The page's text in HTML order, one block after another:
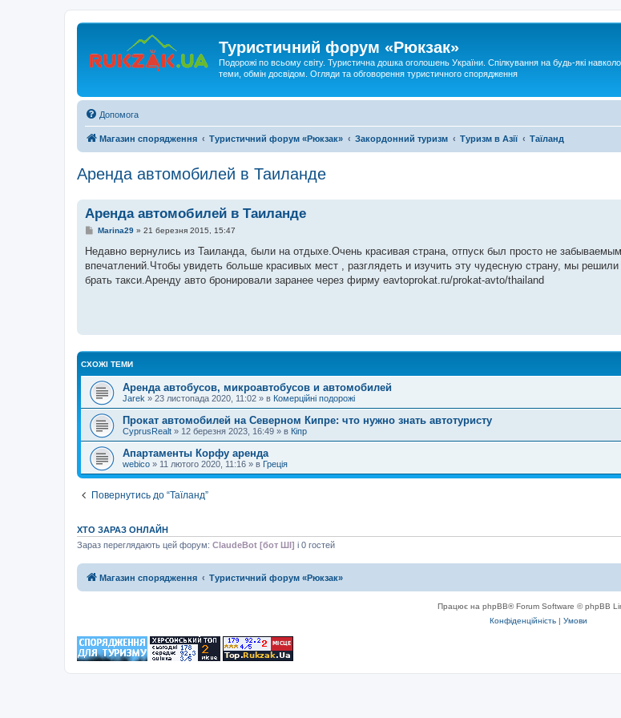
Туристичний форум «Рюкзак»
Подорожі по всьому світу. Туристична дошка оголошень України. Спілкування на будь-які
теми, обмін досвідом. Огляди та обговорення туристичного спорядження
Допомога
Магазин спорядження Туристичний форум «Рюкзак» Закордонний туризм Туризм в Азії Таїланд
Аренда автомобилей в Таиланде
Аренда автомобилей в Таиланде
П
в
д
о
я
Marina29» 21 березня 2015, 15:47
Недавно вернулись из Таиланда, были на отдыхе.Очень красивая страна, отпуск был просто не
впечатлений.Чтобы увидеть больше красивых мест , разглядеть и изучить эту чудесную страну, мы
брать такси.Аренду авто бронировали заранее через фирму eavtoprokat.ru/prokat-avto/thailand
СХОЖІ ТЕМИ
Аренда автобусов, микроавтобусов и автомобилей
Jarek » 23 листопада 2020, 11:02 » в Комерційні подорожі
Прокат автомобилей на Северном Кипре: что нужно знать автотуристу
CyprusRealt » 12 березня 2023, 16:49 » в Кіпр
Апартаменты Корфу аренда
webico » 11 лютого 2020, 11:16 » в Греція
Повернутись до “Таїланд”
ХТО ЗАРАЗ ОНЛАЙН
Зараз переглядають цей форум: ClaudeBot [бот ШІ] і 0 гостей
Магазин спорядження Туристичний форум «Рюкзак»
Працює на phpBB® Forum Software © phpBB
Конфіденційність | Умови